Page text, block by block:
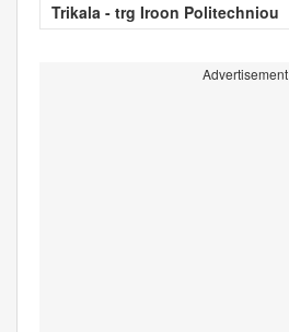
Trikala - trg Iroon Politechniou
Advertisement